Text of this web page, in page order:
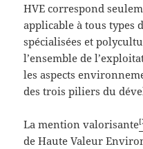
HVE correspond
applicable à tous types
spécialisées et
l’ensemble de
les aspects
des trois piliers du
La mention valorisante
de Haute Valeur